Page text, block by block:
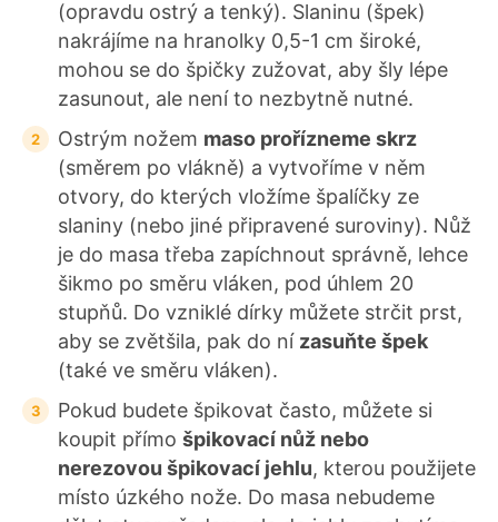
(opravdu ostrý a tenký). Slaninu (špek)
nakrájíme na hranolky 0,5-1 cm široké,
mohou se do špičky zužovat, aby šly lépe
zasunout, ale není to nezbytně nutné.
Ostrým nožem maso prořízneme skrz
(směrem po vlákně) a vytvoříme v něm
otvory, do kterých vložíme špalíčky ze
slaniny (nebo jiné připravené suroviny). Nůž
je do masa třeba zapíchnout správně, lehce
šikmo po směru vláken, pod úhlem 20
stupňů. Do vzniklé dírky můžete strčit prst,
aby se zvětšila, pak do ní zasuňte špek
(také ve směru vláken).
Pokud budete špikovat často, můžete si
koupit přímo špikovací nůž nebo
nerezovou špikovací jehlu, kterou použijete
místo úzkého nože. Do masa nebudeme